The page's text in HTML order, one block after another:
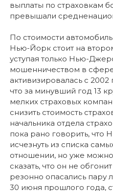
выплаты по страховкам
превышали
По стоимости
Нью-Йорк стоит на
уступая только Нью-
мошенничеством в
активизировалась с
что за минувший год 13
мелких страховых
снизить стоимость
начальника отдела
пока рано говорить,
исчезнуть из списка
отношении, но уже
сказать, что он не
резонно опасались пару
30 июня прошлого года,